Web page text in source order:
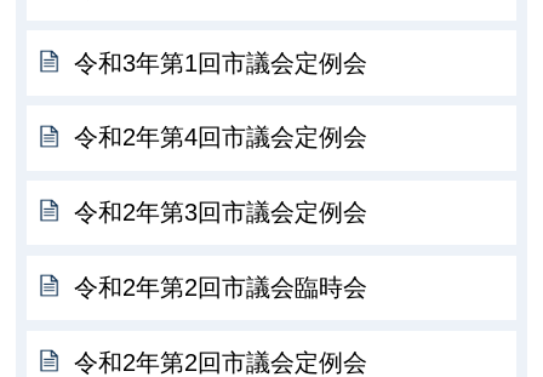
令和3年第1回市議会定例会
令和2年第4回市議会定例会
令和2年第3回市議会定例会
令和2年第2回市議会臨時会
令和2年第2回市議会定例会